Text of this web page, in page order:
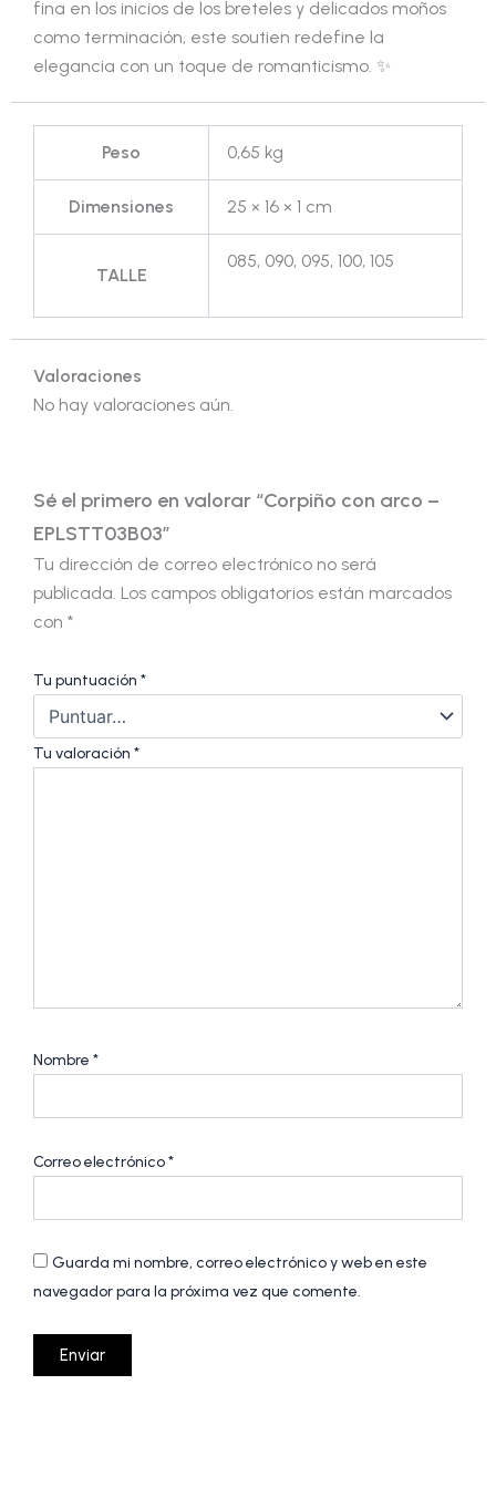
fina en los inicios de los breteles y delicados moños
como terminación, este soutien redefine la
elegancia con un toque de romanticismo. ✨
Peso 0,65 kg
Dimensiones 25 × 16 × 1 cm
TALLE
085, 090, 095, 100, 105
Valoraciones
No hay valoraciones aún.
Sé el primero en valorar “Corpiño con arco –
EPLSTT03B03”
Tu dirección de correo electrónico no será
publicada. Los campos obligatorios están marcados
con *
Tu puntuación *
Tu valoración *
Nombre *
Correo electrónico*
Guarda mi nombre, correo electrónico y web en este
navegador para la próxima vez que comente.